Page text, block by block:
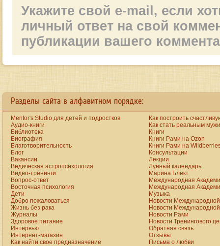
Укажите свой e-mail, если
личный ответ на свой
публикации вашего
faux valentino
Разделы сайта в алфавитном порядке:
Mentor's Studio для детей и подростков
Аудио-книги
Библиотека
Биография
Благотворительность
Блог
Вакансии
Ведическая астропсихология
Видео-тренинги
Вопрос-ответ
Восточная психология
Дети
Добро пожаловаться
Жизнь без рака
Журналы
Здоровое питание
Интервью
Интернет-магазин
Как найти свое предназначение
Как построить
Как стать реальным
Книги
Книги Рами на Ozon
Книги Рами на
Консультации
Лекции
Лунный календарь
Марина Блект
Международная
Международная
Музыка
Новости
Новости
Новости Рами
Новости Тренингового
Обратная связь
Отзывы
Письма о любви